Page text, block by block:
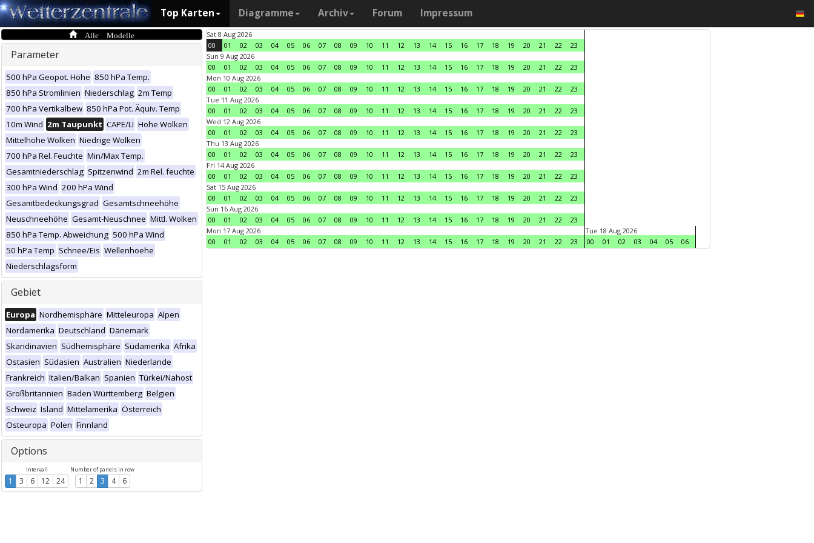
Top Karten Diagramme Archiv Forum Impressum
Alle Modelle
Parameter
500 hPa Geopot. Höhe 850 hPa Temp.
850 hPa Stromlinien Niederschlag 2m Temp
700 hPa Vertikalbew 850 hPa Pot. Äquiv. Temp
10m Wind 2m Taupunkt CAPE/LI Hohe Wolken
Mittelhohe Wolken Niedrige Wolken
700 hPa Rel. Feuchte Min/Max Temp.
Gesamtniederschlag Spitzenwind 2m Rel. feuchte
300 hPa Wind 200 hPa Wind
Gesamtbedeckungsgrad Gesamtschneehöhe
Neuschneehöhe Gesamt-Neuschnee Mittl. Wolken
850 hPa Temp. Abweichung 500 hPa Wind
50 hPa Temp Schnee/Eis Wellenhoehe
Niederschlagsform
Gebiet
Europa Nordhemisphäre Mitteleuropa Alpen
Nordamerika Deutschland Dänemark
Skandinavien Südhemisphäre Südamerika Afrika
Ostasien Südasien Australien Niederlande
Frankreich Italien/Balkan Spanien Türkei/Nahost
Großbritannien Baden Württemberg Belgien
Schweiz Island Mittelamerika Österreich
Osteuropa Polen Finnland
Options
Intervall
1 3 6 12 24
Number of panels in row
1 2 3 4 6
Sat 8 Aug 2026
00
01 02 03 04 05 06 07 08 09 10 11 12 13 14 15 16 17 18 19 20 21 22
23
Sun 9 Aug 2026
00
01 02 03 04 05 06 07 08 09 10 11 12 13 14 15 16 17 18 19 20 21 22
23
Mon 10 Aug 2026
00
01 02 03 04 05 06 07 08 09 10 11 12 13 14 15 16 17 18 19 20 21 22
23
Tue 11 Aug 2026
00
01 02 03 04 05 06 07 08 09 10 11 12 13 14 15 16 17 18 19 20 21 22
23
Wed 12 Aug 2026
00
01 02 03 04 05 06 07 08 09 10 11 12 13 14 15 16 17 18 19 20 21 22
23
Thu 13 Aug 2026
00
01 02 03 04 05 06 07 08 09 10 11 12 13 14 15 16 17 18 19 20 21 22
23
Fri 14 Aug 2026
00
01 02 03 04 05 06 07 08 09 10 11 12 13 14 15 16 17 18 19 20 21 22
23
Sat 15 Aug 2026
00
01 02 03 04 05 06 07 08 09 10 11 12 13 14 15 16 17 18 19 20 21 22
23
Sun 16 Aug 2026
00
01 02 03 04 05 06 07 08 09 10 11 12 13 14 15 16 17 18 19 20 21 22
23
Mon 17 Aug 2026
00
01 02 03 04 05 06 07 08 09 10 11 12 13 14 15 16 17 18 19 20 21 22 23
Tue 18 Aug 2026
00
01 02 03 04 05 06